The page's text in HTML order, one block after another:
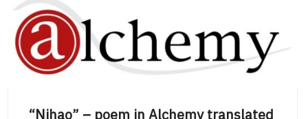
“Nihao” – poem in Alchemy translated